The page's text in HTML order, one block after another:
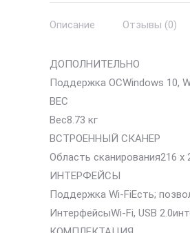
Описание Отзывы (0)
ДОПОЛНИТЕЛЬНО
Поддержка ОСWindows 10,
ВЕС
Вес8.73 кг
ВСТРОЕННЫЙ СКАНЕР
Область сканирования216 x
ИНТЕРФЕЙСЫ
Поддержка Wi-FiЕсть;
ИнтерфейсыWi-Fi, USB